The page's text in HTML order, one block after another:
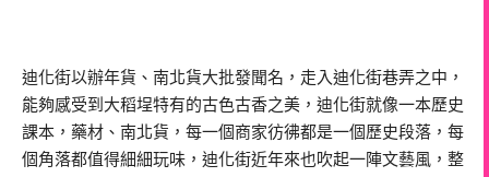
迪化街以辦年貨、南北貨大批發聞名，走入迪化街巷弄之中，
能夠感受到大稻埕特有的古色古香之美，迪化街就像一本歷史
課本，藥材、南北貨，每一個商家彷彿都是一個歷史段落，每
個角落都值得細細玩味，迪化街近年來也吹起一陣文藝風，整